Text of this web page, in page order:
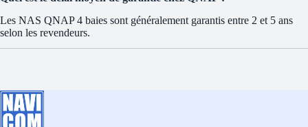
Les NAS QNAP 4 baies sont généralement garantis entre 2 et 5 ans
selon les revendeurs.